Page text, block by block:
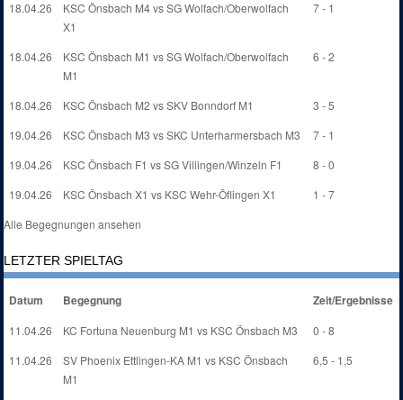
18.04.26
KSC Önsbach M4 vs SG Wolfach/Oberwolfach
X1
7 - 1
18.04.26
KSC Önsbach M1 vs SG Wolfach/Oberwolfach
M1
6 - 2
18.04.26 KSC Önsbach M2 vs SKV Bonndorf M1
3 - 5
19.04.26
KSC Önsbach M3 vs SKC Unterharmersbach M3
7 - 1
19.04.26
KSC Önsbach F1 vs SG Villingen/Winzeln F1
8 - 0
19.04.26
KSC Önsbach X1 vs KSC Wehr-Öflingen X1
1 - 7
Alle Begegnungen ansehen
LETZTER SPIELTAG
Datum Begegnung Zeit/Ergebnisse
11.04.26 KC Fortuna Neuenburg M1 vs KSC Önsbach M3
0 - 8
11.04.26
SV Phoenix Ettlingen-KA M1 vs KSC Önsbach
M1
6,5 - 1,5